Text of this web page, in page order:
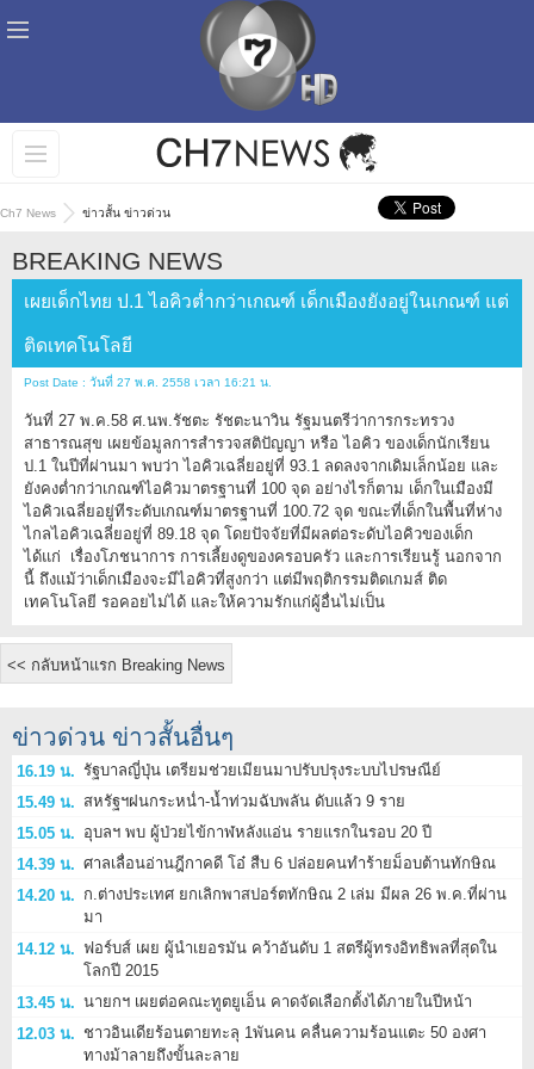
Ch7 News ข่าวสั้น ข่าวด่วน
BREAKING NEWS
เผยเด็กไทย ป.1 ไอคิวต่ำกว่าเกณฑ์ เด็กเมืองยังอยู่ในเกณฑ์ แต่
ติดเทคโนโลยี
Post Date : วันที่ 27 พ.ค. 2558 เวลา 16:21 น.
วันที่ 27 พ.ค.58 ศ.นพ.รัชตะ รัชตะนาวิน รัฐมนตรีว่าการกระทรวง
สาธารณสุข เผยข้อมูลการสำรวจสติปัญญา หรือ ไอคิว ของเด็กนักเรียน
ป.1 ในปีที่ผ่านมา พบว่า ไอคิวเฉลี่ยอยู่ที่ 93.1 ลดลงจากเดิมเล็กน้อย และ
ยังคงต่ำกว่าเกณฑ์ไอคิวมาตรฐานที่ 100 จุด อย่างไรก็ตาม เด็กในเมืองมี
ไอคิวเฉลี่ยอยู่ทีระดับเกณฑ์มาตรฐานที่ 100.72 จุด ขณะที่เด็กในพื้นที่ห่าง
ไกลไอคิวเฉลี่ยอยู่ที่ 89.18 จุด โดยปัจจัยที่มีผลต่อระดับไอคิวของเด็ก
ได้แก่ เรื่องโภชนาการ การเลี้ยงดูของครอบครัว และการเรียนรู้ นอกจาก
นี้ ถึงแม้ว่าเด็กเมืองจะมีไอคิวที่สูงกว่า แต่มีพฤติกรรมติดเกมส์ ติด
เทคโนโลยี รอคอยไม่ได้ และให้ความรักแก่ผู้อื่นไม่เป็น
<< กลับหน้าแรก Breaking News
ข่าวด่วน ข่าวสั้นอื่นๆ
16.19 น. รัฐบาลญี่ปุ่น เตรียมช่วยเมียนมาปรับปรุงระบบไปรษณีย์
15.49 น. สหรัฐฯฝนกระหน่ำ-น้ำท่วมฉับพลัน ดับแล้ว 9 ราย
15.05 น. อุบลฯ พบ ผู้ป่วยไข้กาฬหลังแอ่น รายแรกในรอบ 20 ปี
14.39 น. ศาลเลื่อนอ่านฎีกาคดี โอ๋ สืบ 6 ปล่อยคนทำร้ายม็อบต้านทักษิณ
14.20 น. ก.ต่างประเทศ ยกเลิกพาสปอร์ตทักษิณ 2 เล่ม มีผล 26 พ.ค.ที่ผ่าน
มา
14.12 น. ฟอร์บส์ เผย ผู้นำเยอรมัน คว้าอันดับ 1 สตรีผู้ทรงอิทธิพลที่สุดใน
โลกปี 2015
13.45 น. นายกฯ เผยต่อคณะทูตยูเอ็น คาดจัดเลือกตั้งได้ภายในปีหน้า
12.03 น. ชาวอินเดียร้อนตายทะลุ 1พันคน คลื่นความร้อนแตะ 50 องศา
ทางม้าลายถึงขั้นละลาย